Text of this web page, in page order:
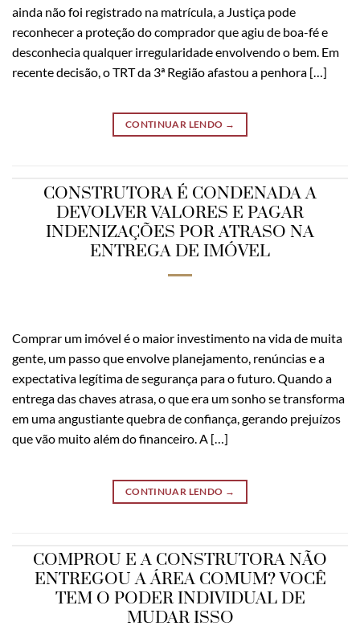
ainda não foi registrado na matrícula, a Justiça pode
reconhecer a proteção do comprador que agiu de boa-fé e
desconhecia qualquer irregularidade envolvendo o bem. Em
recente decisão, o TRT da 3ª Região afastou a penhora […]
CONTINUAR LENDO →
CONSTRUTORA É CONDENADA A
DEVOLVER VALORES E PAGAR
INDENIZAÇÕES POR ATRASO NA
ENTREGA DE IMÓVEL
Comprar um imóvel é o maior investimento na vida de muita
gente, um passo que envolve planejamento, renúncias e a
expectativa legítima de segurança para o futuro. Quando a
entrega das chaves atrasa, o que era um sonho se transforma
em uma angustiante quebra de confiança, gerando prejuízos
que vão muito além do financeiro. A […]
CONTINUAR LENDO →
COMPROU E A CONSTRUTORA NÃO
ENTREGOU A ÁREA COMUM? VOCÊ
TEM O PODER INDIVIDUAL DE
MUDAR ISSO